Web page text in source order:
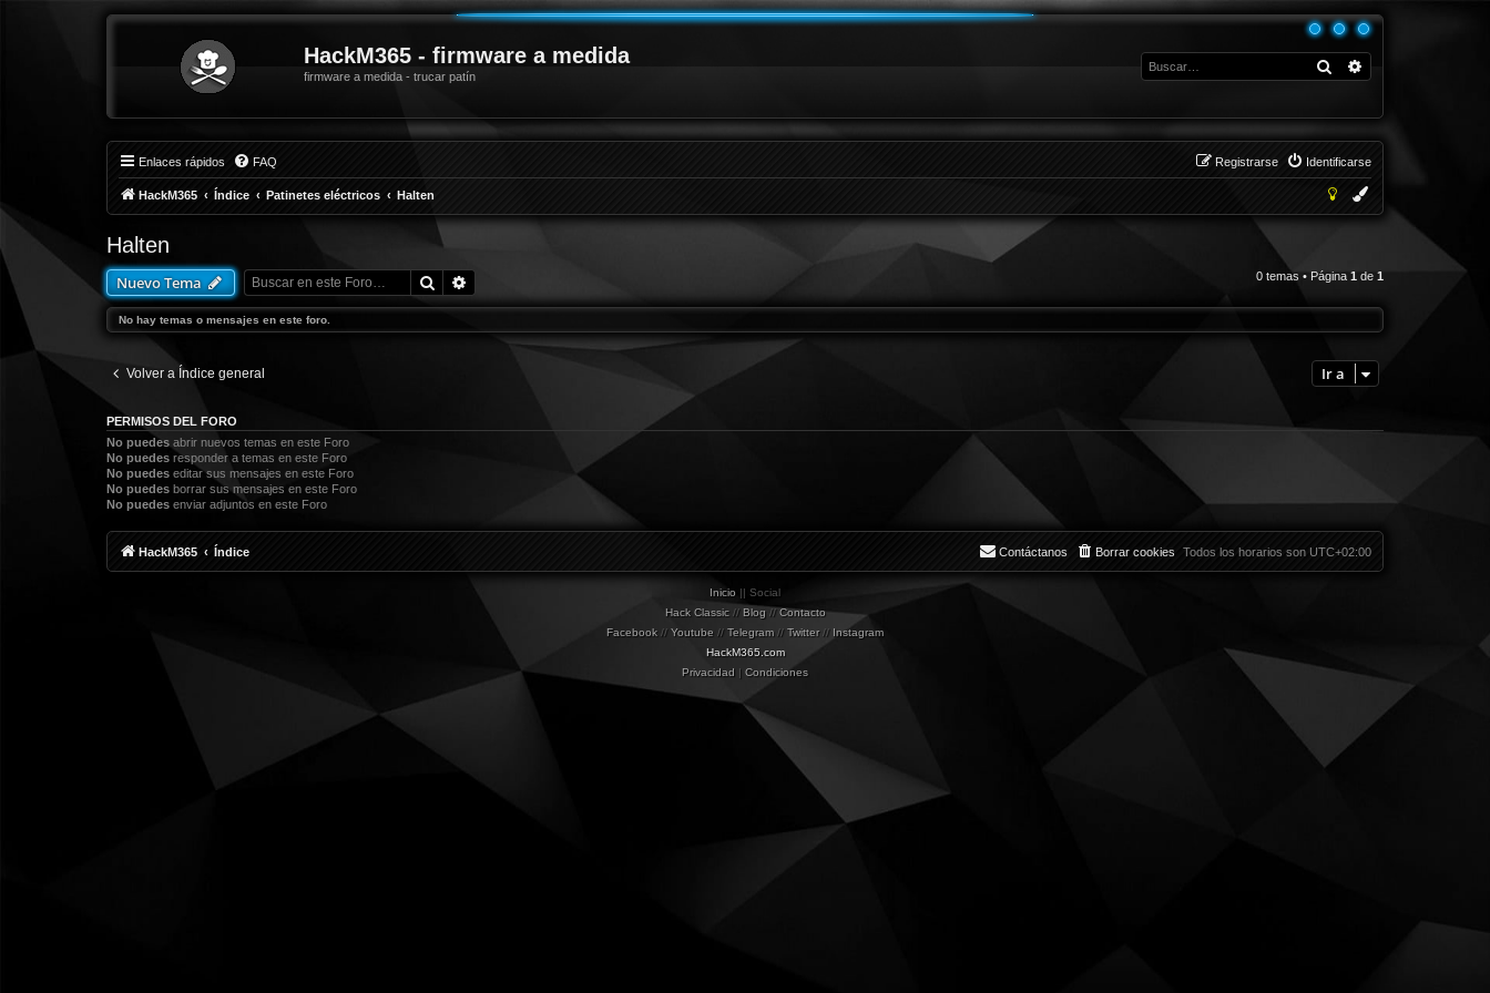
HackM365 - firmware a medida
firmware a medida - trucar patín
Buscar
Enlaces rápidos FAQ Identificarse
Registrarse
HackM365 Índice Patinetes eléctricos Halten
Halten
Nuevo Tema Buscar 0 temas • Página 1 de 1
No hay temas o mensajes en este foro.
Volver a Índice general Ir a
PERMISOS DEL FORO
No puedes abrir nuevos temas en este Foro
No puedes responder a temas en este Foro
No puedes editar sus mensajes en este Foro
No puedes borrar sus mensajes en este Foro
No puedes enviar adjuntos en este Foro
HackM365 Índice Todos los horarios son UTC+02:00
Borrar cookies
Contáctanos
Inicio || Social
Hack Classic// Blog// Contacto
Facebook // Youtube // Telegram// Twitter// Instagram
HackM365.com
Privacidad | Condiciones